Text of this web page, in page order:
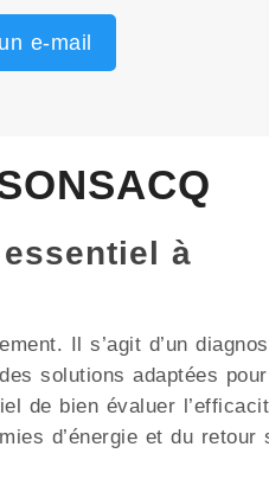
e-mail
à
Il s’agit d’un
solutions adaptées
de bien évaluer
d’énergie et du retour